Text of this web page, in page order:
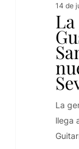
14 de
La
llega